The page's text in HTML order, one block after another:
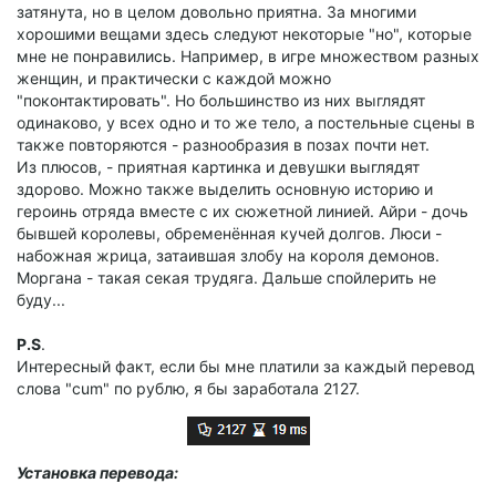
затянута, но в целом довольно приятна. За многими
хорошими вещами здесь следуют некоторые "но", которые
мне не понравились. Например, в игре множеством разных
женщин, и практически с каждой можно
"поконтактировать". Но большинство из них выглядят
одинаково, у всех одно и то же тело, а постельные сцены в
также повторяются - разнообразия в позах почти нет.
Из плюсов, - приятная картинка и девушки выглядят
здорово. Можно также выделить основную историю и
героинь отряда вместе с их сюжетной линией. Айри - дочь
бывшей королевы, обременённая кучей долгов. Люси -
набожная жрица, затаившая злобу на короля демонов.
Моргана - такая секая трудяга. Дальше спойлерить не
буду...
P.S.
Интересный факт, если бы мне платили за каждый перевод
слова "cum" по рублю, я бы заработала 2127.
Установка перевода: